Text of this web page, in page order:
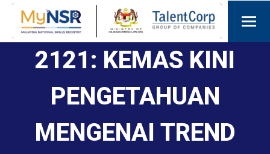
2121: KEMAS KINI
PENGETAHUAN
MENGENAI TREND